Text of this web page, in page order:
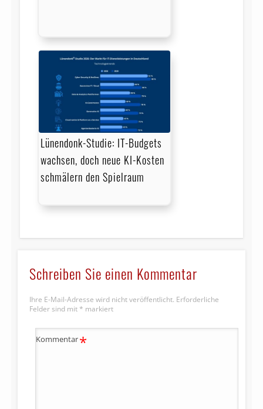
Lünendonk-Studie: IT-Budgets
wachsen, doch neue KI-Kosten
schmälern den Spielraum
Schreiben Sie einen Kommentar
Ihre E-Mail-Adresse wird nicht veröffentlicht. Erforderliche
Felder sind mit * markiert
Kommentar*